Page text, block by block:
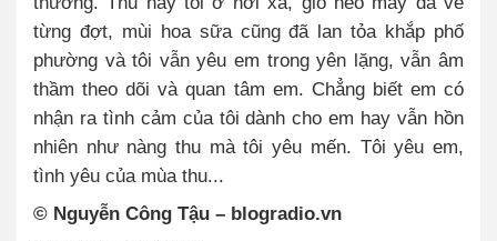
từng đợt, mùi hoa sữa cũng đã lan tỏa khắp phố
phường và tôi vẫn yêu em trong yên lặng, vẫn âm
thầm theo dõi và quan tâm em. Chẳng biết em có
nhận ra tình cảm của tôi dành cho em hay vẫn hồn
nhiên như nàng thu mà tôi yêu mến. Tôi yêu em,
tình yêu của mùa thu...
© Nguyễn Công Tậu – blogradio.vn